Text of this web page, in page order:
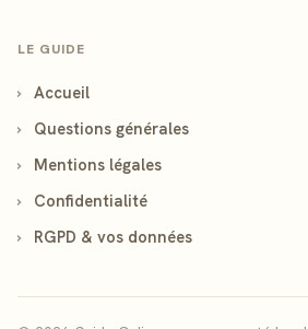
LE GUIDE
›
Accueil
›
Questions générales
›
Mentions légales
›
Confidentialité
›
RGPD & vos données